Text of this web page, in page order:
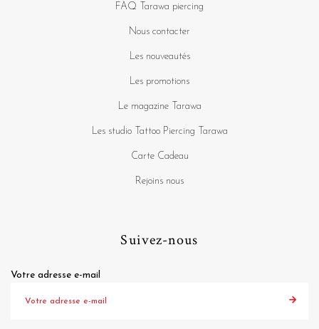
FAQ Tarawa piercing
Nous contacter
Les nouveautés
Les promotions
Le magazine Tarawa
Les studio Tattoo Piercing Tarawa
Carte Cadeau
Rejoins nous
Suivez-nous
Votre adresse e-mail